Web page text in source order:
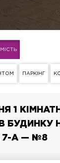
ПАРКІНГ
1
БУДИНКУ
7-А — №8